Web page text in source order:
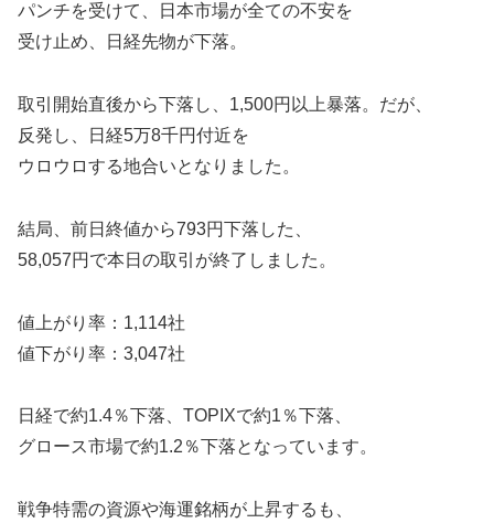
パンチを受けて、日本市場が全ての不安を
受け止め、日経先物が下落。
取引開始直後から下落し、1,500円以上暴落。だが、
反発し、日経5万8千円付近を
ウロウロする地合いとなりました。
結局、前日終値から793円下落した、
58,057円で本日の取引が終了しました。
値上がり率：1,114社
値下がり率：3,047社
日経で約1.4％下落、TOPIXで約1％下落、
グロース市場で約1.2％下落となっています。
戦争特需の資源や海運銘柄が上昇するも、